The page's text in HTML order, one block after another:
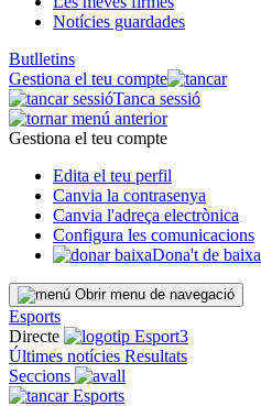
Notícies guardades
Butlletins
Gestiona el teu compte
Tanca sessió
Gestiona el teu compte
Edita el teu perfil
Canvia la contrasenya
Canvia l'adreça electrònica
Configura les comunicacions
Dona't de baixa
Obrir menu de navegació
Esports
Directe
Últimes notícies Resultats
Seccions
Esports